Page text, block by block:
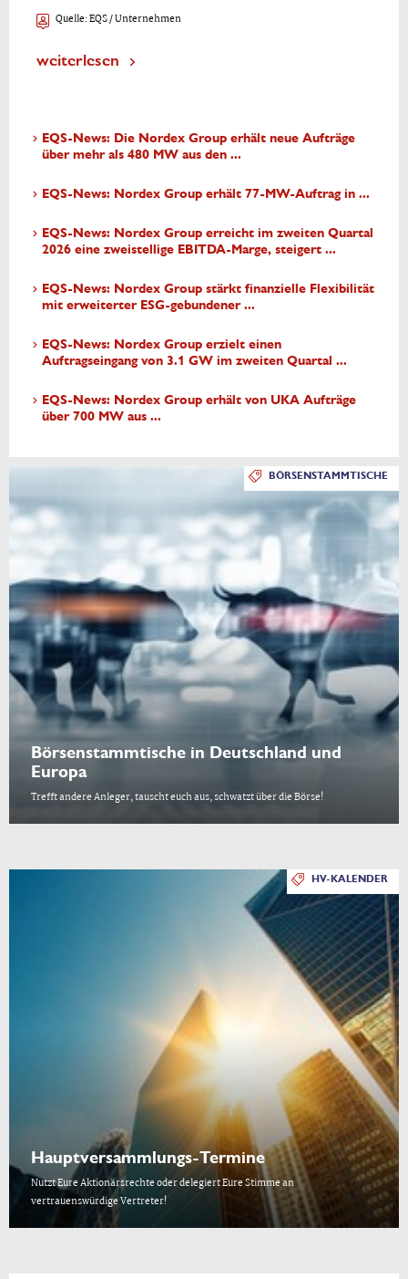
Quelle:EQS / Unternehmen
weiterlesen
EQS-News: Die Nordex Group erhält neue Aufträge
über mehr als 480 MW aus den ...
EQS-News: Nordex Group erhält 77-MW-Auftrag in ...
EQS-News: Nordex Group erreicht im zweiten Quartal
2026 eine zweistellige EBITDA-Marge, steigert ...
EQS-News: Nordex Group stärkt finanzielle Flexibilität
mit erweiterter ESG-gebundener ...
EQS-News: Nordex Group erzielt einen
Auftragseingang von 3.1 GW im zweiten Quartal ...
EQS-News: Nordex Group erhält von UKA Aufträge
über 700 MW aus ...
BÖRSENSTAMMTISCHE
Börsenstammtische in Deutschland und
Europa
Trefft andere Anleger, tauscht euch aus, schwatzt über die Börse!
HV-KALENDER
Hauptversammlungs-Termine
Nutzt Eure Aktionärsrechte oder delegiert Eure Stimme an
vertrauenswürdige Vertreter!